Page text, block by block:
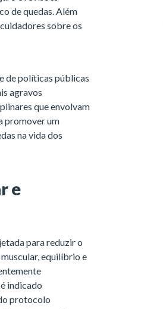
de quedas. Além
sobre os
de políticas públicas
agravos
que envolvam
promover um
na vida dos
e
para reduzir o
equilíbrio e
indicado
protocolo